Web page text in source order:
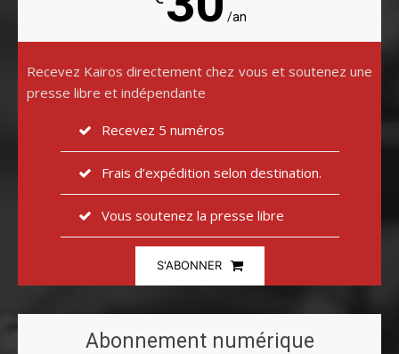
/an
Recevez Kairos directement chez vous et soutenez une
presse libre et indépendante
Recevez 5 numéros
Frais d’expédition selon destination.
Vous soutenez la presse libre
S'ABONNER
Abonnement numérique